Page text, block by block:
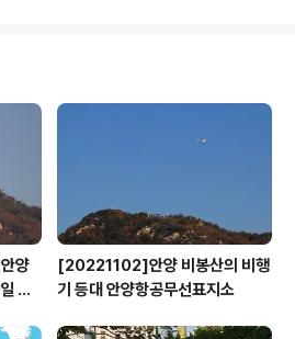
십으로 신망이 두터운
구청장은 경기 여주 출
시작하여 현직에 이르
전문가..
양
방
[20221102]안양 비봉산의 비행
기 등대 안양항공무선표지소